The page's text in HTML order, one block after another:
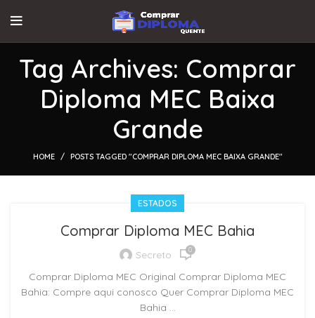
Tag Archives: Comprar
Diploma MEC Baixa
Grande
HOME POSTS TAGGED "COMPRAR DIPLOMA MEC BAIXA GRANDE"
ESTADOS
Comprar Diploma MEC Bahia
Secreto 0
Comprar Diploma MEC Original Comprar Diploma MEC
Bahia: Compre aqui conosco Quer Comprar Diploma MEC
Bahia ...